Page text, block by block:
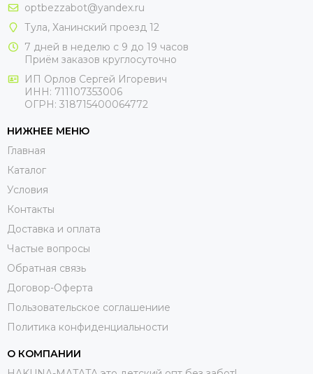
optbezzabot@yandex.ru
Тула, Ханинский проезд 12
7 дней в неделю с 9 до 19 часов
Приём заказов круглосуточно
ИП Орлов Сергей Игоревич
ИНН: 711107353006
ОГРН: 318715400064772
НИЖНЕЕ МЕНЮ
Главная
Каталог
Условия
Контакты
Доставка и оплата
Частые вопросы
Обратная связь
Договор-Оферта
Пользовательское соглашениие
Политика конфиденциальности
О КОМПАНИИ